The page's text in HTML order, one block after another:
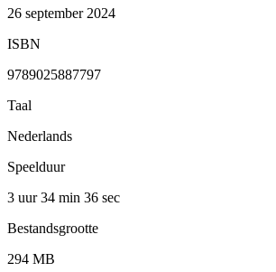
26 september 2024
ISBN
9789025887797
Taal
Nederlands
Speelduur
3 uur 34 min 36 sec
Bestandsgrootte
294 MB